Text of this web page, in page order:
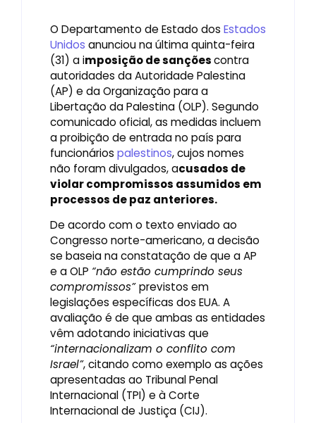
O Departamento de Estado dos Estados
Unidos anunciou na última quinta-feira
(31) a imposição de sançõescontra
autoridades da Autoridade Palestina
(AP) e da Organização para a
Libertação da Palestina (OLP). Segundo
comunicado oficial, as medidas incluem
a proibição de entrada no país para
funcionários palestinos, cujos nomes
não foram divulgados, acusados de
violar compromissos assumidos em
processos de paz anteriores.
De acordo com o texto enviado ao
Congresso norte-americano, a decisão
se baseia na constatação de que a AP
e a OLP “não estão cumprindo seus
compromissos”previstos em
legislações específicas dos EUA. A
avaliação é de que ambas as entidades
vêm adotando iniciativas que
“internacionalizam o conflito com
Israel”, citando como exemplo as ações
apresentadas ao Tribunal Penal
Internacional (TPI) e à Corte
Internacional de Justiça (CIJ).